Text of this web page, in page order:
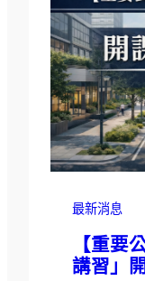
最新消息
【重要
講習」